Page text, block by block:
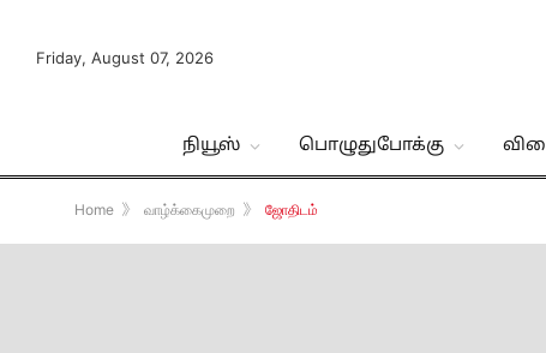
Friday, August 07, 2026
நியூஸ் பொழுதுபோக்கு
Home 》 வாழ்க்கைமுறை 》 ஜோதிடம்